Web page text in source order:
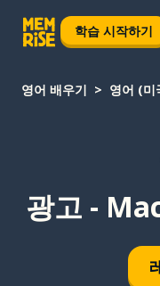
학습 시작하기
영어 배우기 영어 (미
광고 -